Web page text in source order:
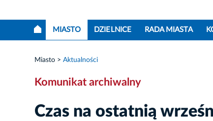
MIASTO DZIELNICE RADA MIASTA
Miasto Aktualności
Komunikat archiwalny
Czas na ostatnią